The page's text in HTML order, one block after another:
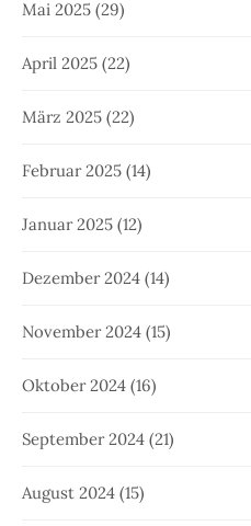
Mai 2025 (29)
April 2025 (22)
März 2025 (22)
Februar 2025 (14)
Januar 2025 (12)
Dezember 2024 (14)
November 2024 (15)
Oktober 2024 (16)
September 2024 (21)
August 2024 (15)